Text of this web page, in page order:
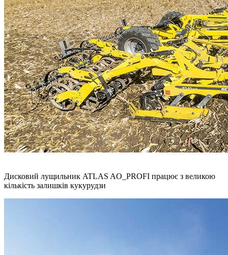
Дисковий лущильник ATLAS AO_PROFI працює з великою
кількість залишків кукурудзи